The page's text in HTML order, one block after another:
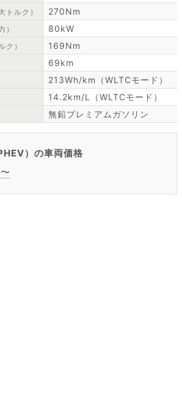
トルク） 270Nm
） 80kW
ク） 169Nm
69km
213Wh/km（WLTCモード）
14.2km/L（WLTCモード）
無鉛プレミアムガソリン
）の車両価格